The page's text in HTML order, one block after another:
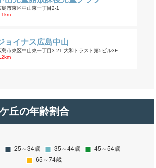
島市東区中山東一丁目2-1
ョイナス広島中山
島市東区中山東一丁目3-21 大和トラスト第5ビル3F
丘の年齢割合